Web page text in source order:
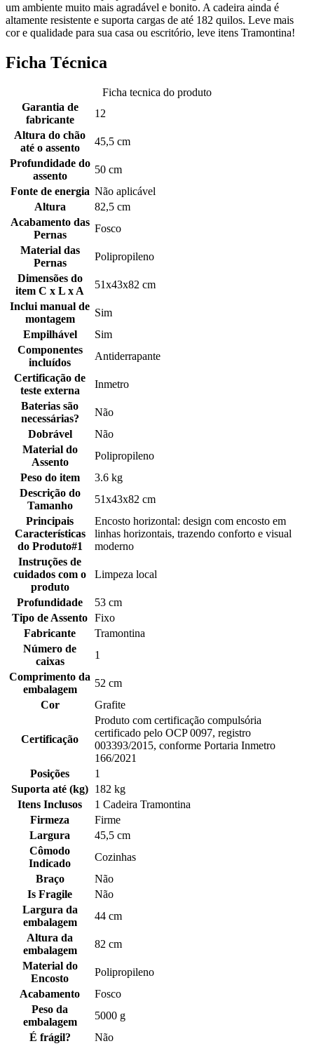
um ambiente muito mais agradável e bonito. A cadeira ainda é
altamente resistente e suporta cargas de até 182 quilos. Leve mais
cor e qualidade para sua casa ou escritório, leve itens Tramontina!
Ficha Técnica
Ficha tecnica do produto
Garantia de
fabricante
12
Altura do chão
até o assento
45,5 cm
Profundidade do
assento
50 cm
Fonte de energia Não aplicável
Altura
82,5 cm
Acabamento das
Pernas
Fosco
Material das
Pernas
Polipropileno
Dimensões do
item C x L x A
51x43x82 cm
Inclui manual de
montagem
Sim
Empilhável
Sim
Componentes
incluídos
Antiderrapante
Certificação de
teste externa
Inmetro
Baterias são
necessárias?
Não
Dobrável
Não
Material do
Assento
Polipropileno
Peso do item
3.6 kg
Descrição do
Tamanho
51x43x82 cm
Principais
Características
do Produto#1
Encosto horizontal: design com encosto em
linhas horizontais, trazendo conforto e visual
moderno
Instruções de
cuidados com o
produto
Limpeza local
Profundidade
53 cm
Tipo de Assento Fixo
Fabricante
Tramontina
Número de
caixas
1
Comprimento da
embalagem
52 cm
Cor
Grafite
Certificação
Produto com certificação compulsória
certificado pelo OCP 0097, registro
003393/2015, conforme Portaria Inmetro
166/2021
Posições
1
Suporta até (kg) 182 kg
Itens Inclusos
1 Cadeira Tramontina
Firmeza
Firme
Largura
45,5 cm
Cômodo
Indicado
Cozinhas
Braço
Não
Is Fragile
Não
Largura da
embalagem
44 cm
Altura da
embalagem
82 cm
Material do
Encosto
Polipropileno
Acabamento
Fosco
Peso da
embalagem
5000 g
É frágil?
Não